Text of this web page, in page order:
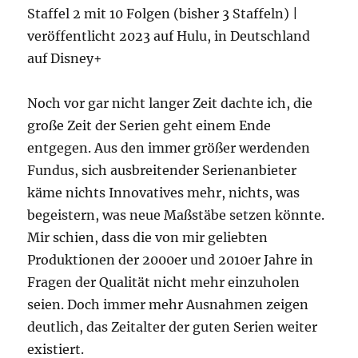
Staffel 2 mit 10 Folgen (bisher 3 Staffeln) |
veröffentlicht 2023 auf Hulu, in Deutschland
auf Disney+
Noch vor gar nicht langer Zeit dachte ich, die
große Zeit der Serien geht einem Ende
entgegen. Aus den immer größer werdenden
Fundus, sich ausbreitender Serienanbieter
käme nichts Innovatives mehr, nichts, was
begeistern, was neue Maßstäbe setzen könnte.
Mir schien, dass die von mir geliebten
Produktionen der 2000er und 2010er Jahre in
Fragen der Qualität nicht mehr einzuholen
seien. Doch immer mehr Ausnahmen zeigen
deutlich, das Zeitalter der guten Serien weiter
existiert.